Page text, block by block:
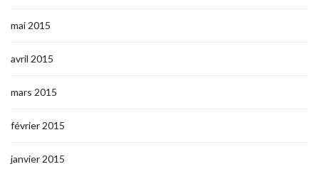
mai 2015
avril 2015
mars 2015
février 2015
janvier 2015